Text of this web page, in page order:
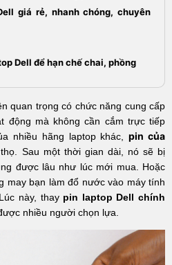
giá rẻ, nhanh chóng, chuyên
Dell để hạn chế chai, phồng
quan trọng có chức năng cung cấp
động mà không cần cắm trực tiếp
nhiều hãng laptop khác,pin của
Sau một thời gian dài, nó sẽ bị
được lâu như lúc mới mua. Hoặc
may bạn làm đổ nước vào máy tính
này, thay pin laptop Dell chính
nhiều người chọn lựa.